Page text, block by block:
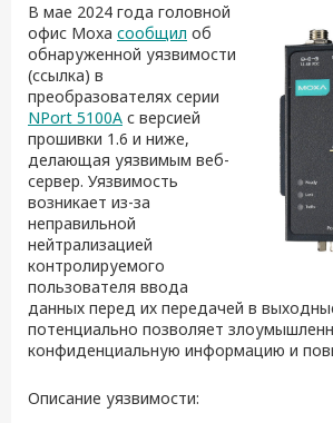
В мае 2024 года головной
офис Moxa сообщил об
обнаруженной уязвимости
(ссылка) в
преобразователях серии
NPort 5100A c версией
прошивки 1.6 и ниже,
делающая уязвимым веб-
сервер. Уязвимость
возникает из-за
неправильной
нейтрализацией
контролируемого
пользователя ввода
данных перед их передачей в
потенциально позволяет
конфиденциальную информацию и
Описание уязвимости: